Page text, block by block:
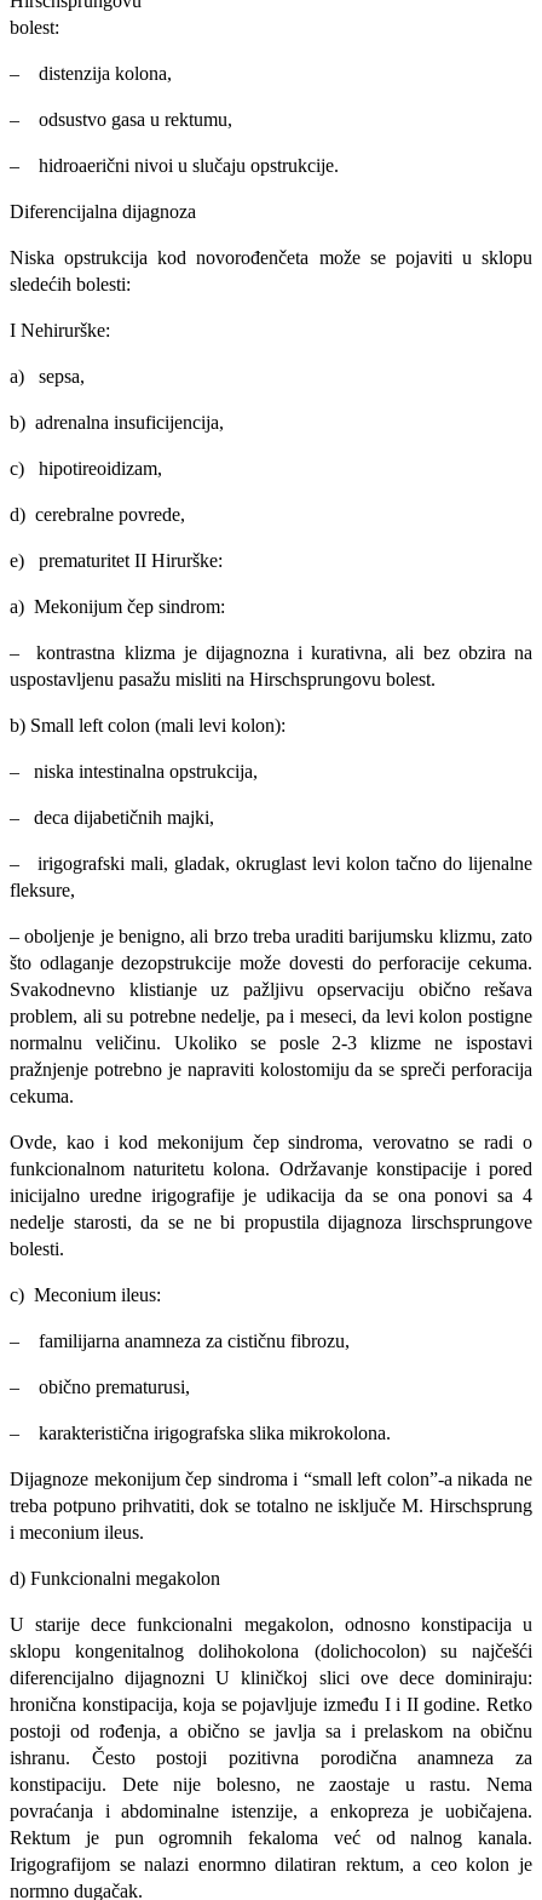
bolest:
– distenzija kolona,
– odsustvo gasa u rektumu,
– hidroaerični nivoi u slučaju opstrukcije.
Diferencijalna dijagnoza
Niska opstrukcija kod novorođenčeta može se pojaviti u sklopu
sledećih bolesti:
I Nehirurške:
a) sepsa,
b) adrenalna insuficijencija,
c) hipotireoidizam,
d) cerebralne povrede,
e) prematuritet II Hirurške:
a) Mekonijum čep sindrom:
– kontrastna klizma je dijagnozna i kurativna, ali bez obzira na
uspostavl­jenu pasažu misliti na Hirschsprungovu bolest.
b) Small left colon (mali levi kolon):
– niska intestinalna opstrukcija,
– deca dijabetičnih majki,
– irigografski mali, gladak, okruglast levi kolon tačno do lijenalne
fleksure,
– oboljenje je benigno, ali brzo treba uraditi barijumsku klizmu, zato
što odlaganje dezopstrukcije može dovesti do perforacije cekuma.
Svakodnevno klistianje uz pažljivu opservaciju obično rešava
problem, ali su potrebne nedelje, pa i meseci, da levi kolon postigne
normalnu veličinu. Ukoliko se posle 2-3 klizme ne ispostavi
pražnjenje potrebno je napraviti kolostomiju da se spreči perforacija
cekuma.
Ovde, kao i kod mekonijum čep sindroma, verovatno se radi o
funkcionalnom naturitetu kolona. Održavanje konstipacije i pored
inicijalno uredne irigografije je udikacija da se ona ponovi sa 4
nedelje starosti, da se ne bi propustila dijagnoza lirschsprungove
bolesti.
c) Meconium ileus:
– familijarna anamneza za cističnu fibrozu,
– obično prematurusi,
– karakteristična irigografska slika mikrokolona.
Dijagnoze mekonijum čep sindroma i “small left colon”-a nikada ne
treba potpuno prihvatiti, dok se totalno ne isključe M. Hirschsprung
i meconium ileus.
d) Funkcionalni megakolon
U starije dece funkcionalni megakolon, odnosno konstipacija u
sklopu kongenitalnog dolihokolona (dolichocolon) su najčešći
diferencijalno dijagnozni U kliničkoj slici ove dece dominiraju:
hronična konstipacija, koja se pojavljuje između I i II godine. Retko
postoji od rođenja, a obično se javlja sa i prelaskom na običnu
ishranu. Često postoji pozitivna porodična anamneza za
konstipaciju. Dete nije bolesno, ne zaostaje u rastu. Nema
povraćanja i abdominalne istenzije, a enkopreza je uobičajena.
Rektum je pun ogromnih fekaloma već od nalnog kanala.
Irigografijom se nalazi enormno dilatiran rektum, a ceo kolon je
normno dugačak.